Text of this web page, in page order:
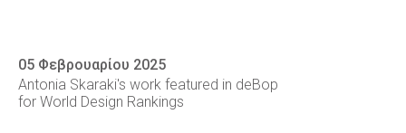
05 Φεβρουαρίου 2025
Antonia Skaraki's work featured in deBop
for World Design Rankings